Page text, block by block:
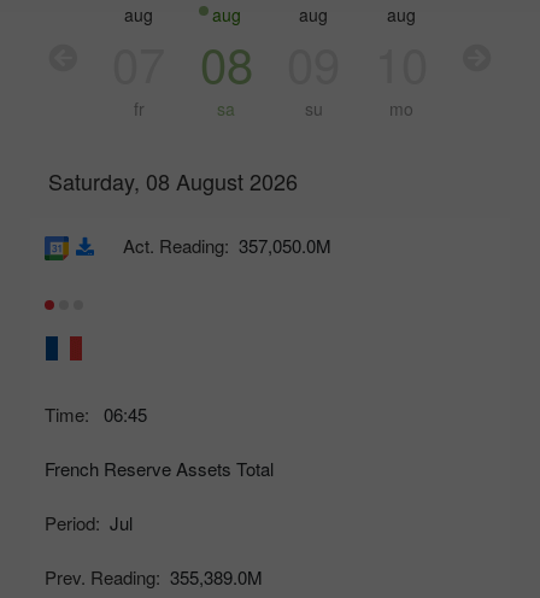
aug
fr
aug
08
sa
aug
su
aug
mo
Saturday, 08 August 2026
Time: 06:45
French Reserve Assets Total
Period: Jul
Prev. Reading: 355,389.0M
Act. Reading: 357,050.0M